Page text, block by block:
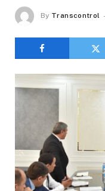
By Transcontrol